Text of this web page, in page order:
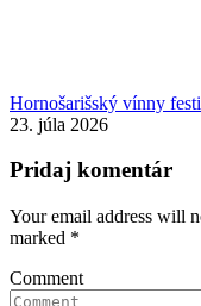
Hornošarišský vínny
23. júla 2026
Pridaj komentár
Your email address will
marked *
Comment